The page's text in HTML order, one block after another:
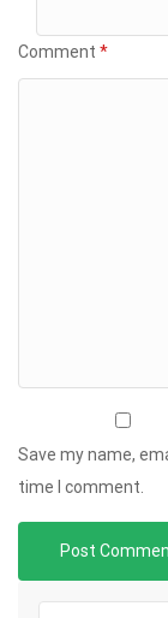
Comment *
Save my name,
time I comment.